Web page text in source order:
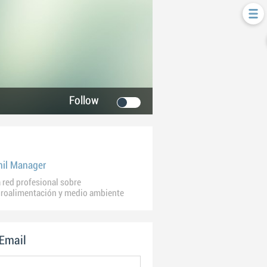
Follow
Manager
red profesional sobre
y medio ambiente